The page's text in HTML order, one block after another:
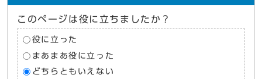
このページは役に立ちましたか？
役に立った
まあまあ役に立った
どちらともいえない